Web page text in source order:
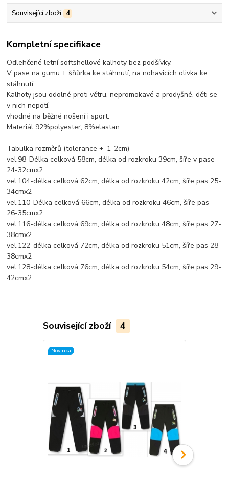
Související zboží 4
Kompletní specifikace
Odlehčené letní softshellové kalhoty bez podšívky.
V pase na gumu + šňůrka ke stáhnutí, na nohavicích olivka ke
stáhnutí.
Kalhoty jsou odolné proti větru, nepromokavé a prodyšné, děti se
v nich nepotí.
vhodné na běžné nošení i sport.
Materiál 92%polyester, 8%elastan
Tabulka rozměrů (tolerance +-1-2cm)
vel.98-Délka celková 58cm, délka od rozkroku 39cm, šíře v pase
24-32cmx2
vel.104-délka celková 62cm, délka od rozkroku 42cm, šíře pas 25-
34cmx2
vel.110-Délka celková 66cm, délka od rozkroku 46cm, šíře pas
26-35cmx2
vel.116-délka celková 69cm, délka od rozkroku 48cm, šíře pas 27-
38cmx2
vel.122-délka celková 72cm, délka od rozkroku 51cm, šíře pas 28-
38cmx2
vel.128-délka celková 76cm, délka od rozkroku 54cm, šíře pas 29-
42cmx2
Související zboží 4
Novinka